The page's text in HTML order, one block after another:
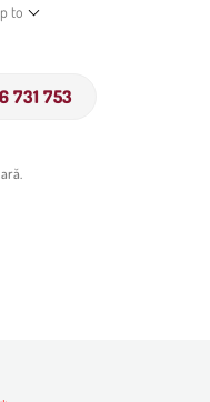
to
731 753